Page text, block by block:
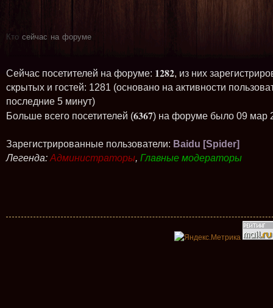
Кто сейчас на форуме
Сейчас посетителей на форуме: 1282, из них
скрытых и гостей: 1281 (основано на активности
последние 5 минут)
Больше всего посетителей (6367) на форуме было 09 мар
Зарегистрированные пользователи: Baidu [Spider]
Легенда: Администраторы, Главные модераторы